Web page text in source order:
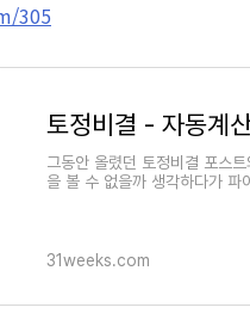
305
그동안 올렸던 토정비결 포스
을 볼 수 없을까 생각하다가 파
31weeks.com